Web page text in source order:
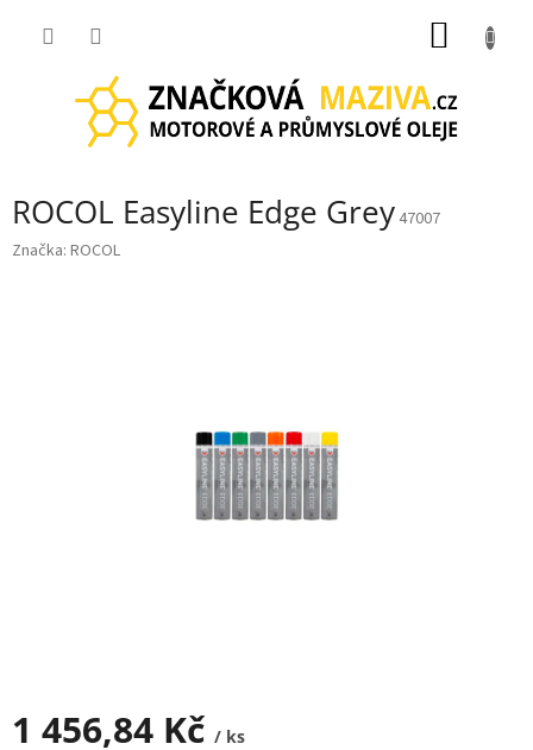
ROCOL Easyline Edge Grey 47007
Značka: ROCOL
1 456,84 Kč / ks